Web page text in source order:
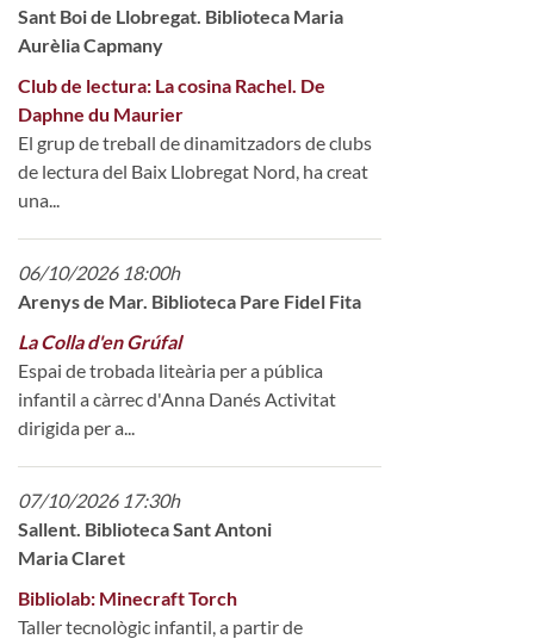
Sant Boi de Llobregat. Biblioteca Maria
Aurèlia Capmany
Club de lectura: La cosina Rachel. De
Daphne du Maurier
El grup de treball de dinamitzadors de clubs
de lectura del Baix Llobregat Nord, ha creat
una...
06/10/2026 18:00h
Arenys de Mar. Biblioteca Pare Fidel Fita
La Colla d'en Grúfal
Espai de trobada liteària per a pública
infantil a càrrec d'Anna Danés Activitat
dirigida per a...
07/10/2026 17:30h
Sallent. Biblioteca Sant Antoni
Maria Claret
Bibliolab: Minecraft Torch
Taller tecnològic infantil, a partir de